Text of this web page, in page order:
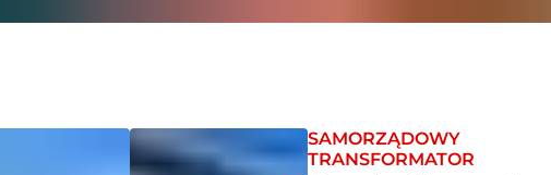
SAMORZĄDOWY
TRANSFORMATOR